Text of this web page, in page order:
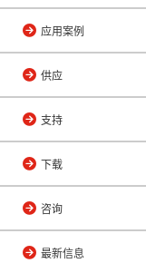
应用案例
供应
支持
下载
咨询
最新信息